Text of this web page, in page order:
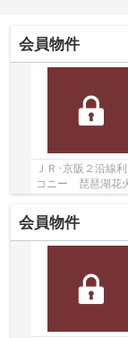
会員物件
ＪＲ･京阪２沿線
コニー 琵琶湖花
につき即お引渡
会員物件